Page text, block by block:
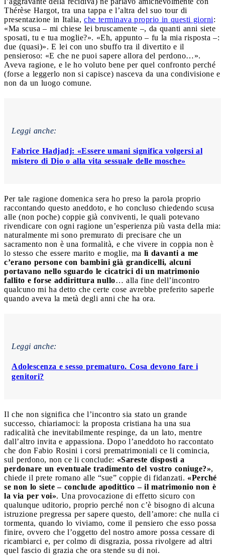
Thérèse Hargot, tra una tappa e l’altra del suo tour di
presentazione in Italia, che terminava proprio in questi giorni:
«Ma scusa – mi chiese lei bruscamente –, da quanti anni siete
sposati, tu e tua moglie?». «Eh, appunto – fu la mia risposta –:
due (quasi)». E lei con uno sbuffo tra il divertito e il
pensieroso: «E che ne puoi sapere allora del perdono…».
Aveva ragione, e le ho voluto bene per quel confronto perché
(forse a leggerlo non si capisce) nasceva da una condivisione e
non da un luogo comune.
Leggi anche:
Fabrice Hadjadj: «Essere umani significa volgersi al
mistero di Dio o alla vita sessuale delle mosche»
Per tale ragione domenica sera ho preso la parola proprio
raccontando questo aneddoto, e ho concluso chiedendo scusa
alle (non poche) coppie già conviventi, le quali potevano
rivendicare con ogni ragione un’esperienza più vasta della mia:
naturalmente mi sono premurato di precisare che un
sacramento non è una formalità, e che vivere in coppia non è
lo stesso che essere marito e moglie, ma lì davanti a me
c’erano persone con bambini già grandicelli, alcuni
portavano nello sguardo le cicatrici di un matrimonio
fallito e forse addirittura nullo… alla fine dell’incontro
qualcuno mi ha detto che certe cose avrebbe preferito saperle
quando aveva la metà degli anni che ha ora.
Leggi anche:
Adolescenza e sesso prematuro. Cosa devono fare i
genitori?
Il che non significa che l’incontro sia stato un grande
successo, chiariamoci: la proposta cristiana ha una sua
radicalità che inevitabilmente respinge, da un lato, mentre
dall’altro invita e appassiona. Dopo l’aneddoto ho raccontato
che don Fabio Rosini i corsi prematrimoniali ce li comincia,
sul perdono, non ce li conclude: «Sareste disposti a
perdonare un eventuale tradimento del vostro coniuge?»,
chiede il prete romano alle “sue” coppie di fidanzati. «Perché
se non lo siete – conclude apodittico – il matrimonio non è
la via per voi». Una provocazione di effetto sicuro con
qualunque uditorio, proprio perché non c’è bisogno di alcuna
istruzione pregressa per sapere questo, dell’amore: che nulla ci
tormenta, quando lo viviamo, come il pensiero che esso possa
finire, ovvero che l’oggetto del nostro amore possa cessare di
ricambiarci e, per colmo di disgrazia, possa rivolgere ad altri
quel fascio di grazia che ora stende su di noi.